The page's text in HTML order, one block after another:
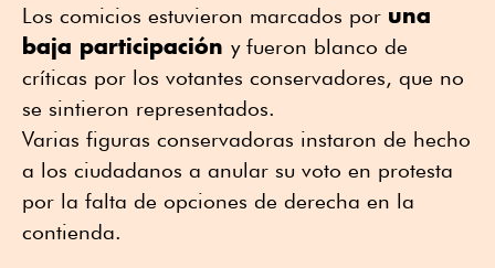
Los comicios estuvieron marcados por una
baja participación y fueron blanco de
críticas por los votantes conservadores, que no
se sintieron representados.
Varias figuras conservadoras instaron de hecho
a los ciudadanos a anular su voto en protesta
por la falta de opciones de derecha en la
contienda.